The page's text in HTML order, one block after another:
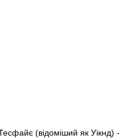
(відоміший як Уікнд)